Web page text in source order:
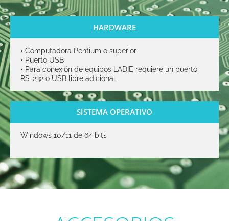
HARDWARE
• Computadora Pentium o superior
• Puerto USB
• Para conexión de equipos LADIE requiere un puerto
RS-232 o USB libre adicional
SISTEMA OPERATIVO
Windows 10/11 de 64 bits